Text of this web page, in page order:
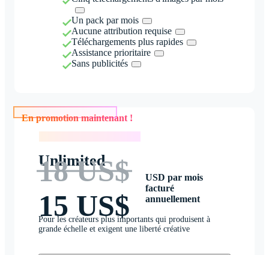
Un pack par mois
Aucune attribution requise
Téléchargements plus rapides
Assistance prioritaire
Sans publicités
En promotion maintenant !
Unlimited
18 US$
15 US$
USD par mois
facturé
annuellement
Pour les créateurs plus importants qui produisent à
grande échelle et exigent une liberté créative